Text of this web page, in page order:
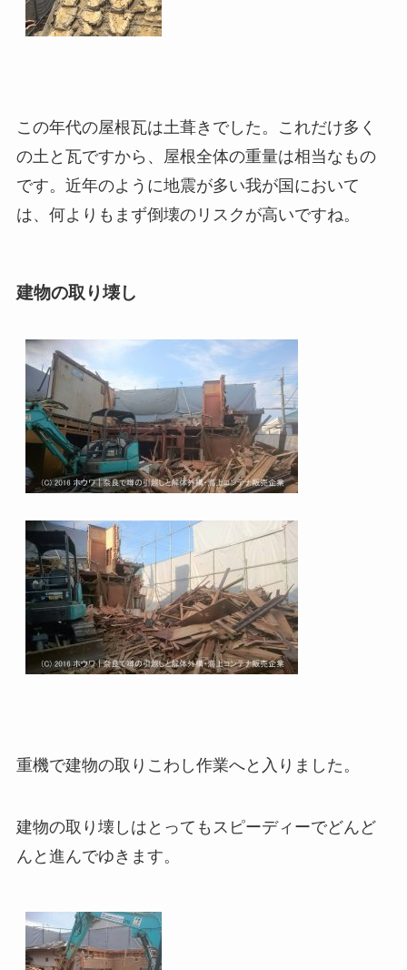
この年代の屋根瓦は土葺きでした。これだけ多く
の土と瓦ですから、屋根全体の重量は相当なもの
です。近年のように地震が多い我が国において
は、何よりもまず倒壊のリスクが高いですね。
建物の取り壊し
重機で建物の取りこわし作業へと入りました。
建物の取り壊しはとってもスピーディーでどんど
んと進んでゆきます。